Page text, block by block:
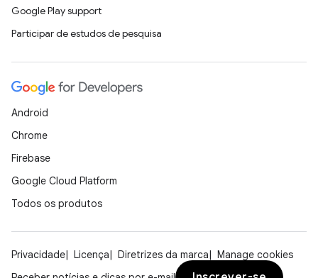
Google Play support
Participar de estudos de pesquisa
Android
Chrome
Firebase
Google Cloud Platform
Todos os produtos
Privacidade Licença Diretrizes da marca
Manage cookies